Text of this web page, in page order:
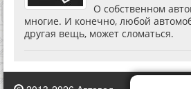
О собственном
многие. И конечно, любой
другая вещь, может сломаться.